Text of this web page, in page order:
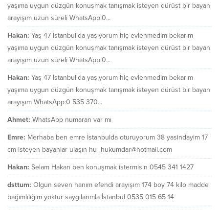
yaşıma uygun düzgün konuşmak tanışmak isteyen dürüst bir bayan
arayışım uzun süreli WhatsApp:0...
Hakan: Yaş 47 İstanbul'da yaşıyorum hiç evlenmedim bekarım
yaşıma uygun düzgün konuşmak tanışmak isteyen dürüst bir bayan
arayışım uzun süreli WhatsApp:0...
Hakan: Yaş 47 İstanbul'da yaşıyorum hiç evlenmedim bekarım
yaşıma uygun düzgün konuşmak tanışmak isteyen dürüst bir bayan
arayışım WhatsApp:0 535 370...
Ahmet: WhatsApp numaran var mı
Emre: Merhaba ben emre İstanbulda oturuyorum 38 yasindayim 17
cm isteyen bayanlar ulaşın hu_hukumdar@hotmail.com
Hakan: Selam Hakan ben konuşmak istermisin 0545 341 1427
dsttum: Olgun seven hanım efendi arayışım 174 boy 74 kilo madde
bağımlılığım yoktur saygılarımla İstanbul 0535 015 65 14